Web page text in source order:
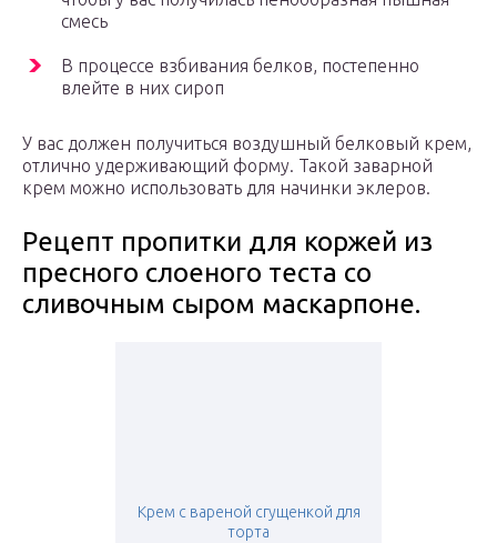
смесь
В процессе взбивания белков, постепенно
влейте в них сироп
У вас должен получиться воздушный белковый крем,
отлично удерживающий форму. Такой заварной
крем можно использовать для начинки эклеров.
Рецепт пропитки для коржей из
пресного слоеного теста со
сливочным сыром маскарпоне.
Крем с вареной сгущенкой для
торта